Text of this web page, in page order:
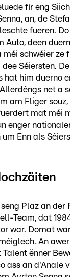
fir eng
an, de
fueren.
Auto, deen
méi schwéier ze
Séiersten.
hat him duerno
net a
am Fliger souz,
mat méi
enger
Enn als
Plaz an der
Team, dat
war. Domat
An
ënner
ass an d'Anale